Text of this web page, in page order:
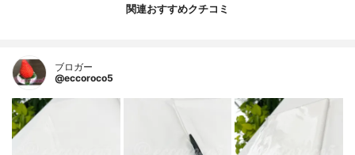
関連おすすめクチコミ
ブロガー
@eccoroco5